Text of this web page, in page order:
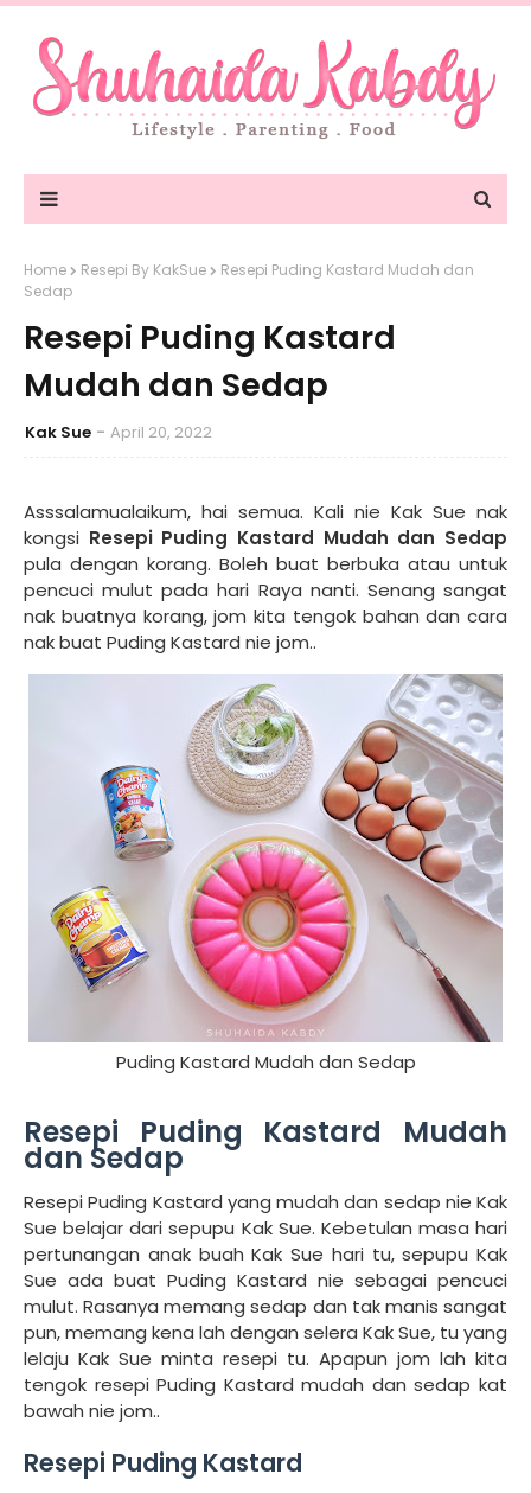
Home Resepi By KakSue
Resepi Puding Kastard Mudah dan
Sedap
Resepi Puding Kastard
Mudah dan Sedap
Kak Sue April 20, 2022
Asssalamualaikum, hai semua. Kali nie Kak Sue nak
kongsi Resepi Puding Kastard Mudah dan Sedap
pula dengan korang. Boleh buat berbuka atau untuk
pencuci mulut pada hari Raya nanti. Senang sangat
nak buatnya korang, jom kita tengok bahan dan cara
nak buat Puding Kastard nie jom..
Puding Kastard Mudah dan Sedap
Resepi Puding Kastard Mudah
dan Sedap
Resepi Puding Kastard yang mudah dan sedap nie Kak
Sue belajar dari sepupu Kak Sue. Kebetulan masa hari
pertunangan anak buah Kak Sue hari tu, sepupu Kak
Sue ada buat Puding Kastard nie sebagai pencuci
mulut. Rasanya memang sedap dan tak manis sangat
pun, memang kena lah dengan selera Kak Sue, tu yang
lelaju Kak Sue minta resepi tu. Apapun jom lah kita
tengok resepi Puding Kastard mudah dan sedap kat
bawah nie jom..
Resepi Puding Kastard